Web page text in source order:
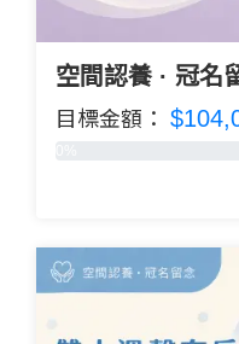
空間認養 · 冠名
目標金額：